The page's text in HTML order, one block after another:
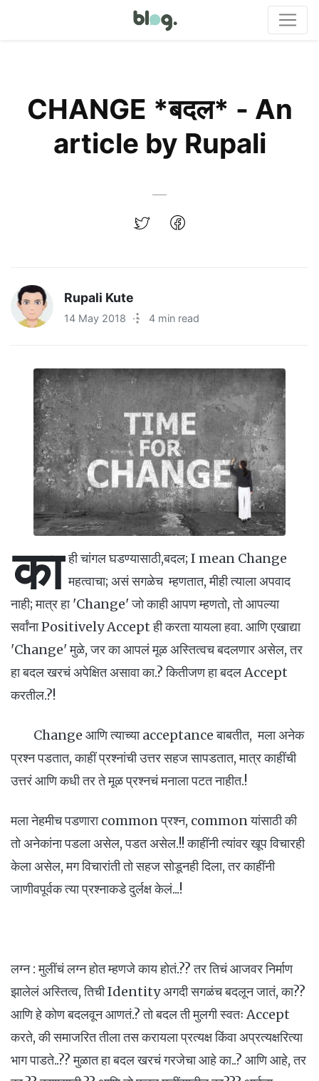
CHANGE *बदल* - An
article by Rupali
Rupali Kute
14 May 2018 · 4 min read
का ही चांगल घडण्यासाठी,बदल; I mean Change
महत्वाचा; असं सगळेच म्हणतात, मीही त्याला अपवाद
नाही; मात्र हा 'Change' जो काही आपण म्हणतो, तो आपल्या
सर्वांना Positively Accept ही करता यायला हवा. आणि एखाद्या
'Change' मुळे, जर का आपलं मूळ अस्तित्वच बदलणार असेल, तर
हा बदल खरचं अपेक्षित असावा का.? कितीजण हा बदल Accept
करतील.?!
Change आणि त्याच्या acceptance बाबतीत, मला अनेक
प्रश्न पडतात, काहीं प्रश्नांची उत्तर सहज सापडतात, मात्र काहींची
उत्तरं आणि कधी तर ते मूळ प्रश्नचं मनाला पटत नाहीत.!
मला नेहमीच पडणारा common प्रश्न, common यांसाठी की
तो अनेकांना पडला असेल, पडत असेल.!! काहींनी त्यांवर खूप विचारही
केला असेल, मग विचारांती तो सहज सोडूनही दिला, तर काहींनी
जाणीवपूर्वक त्या प्रश्नाकडे दुर्लक्ष केलं...!
लग्न : मुलींचं लग्न होत म्हणजे काय होतं.?? तर तिचं आजवर निर्माण
झालेलं अस्तित्व, तिची Identity अगदी सगळंच बदलून जातं, का??
आणि हे कोण बदलवून आणतं.? तो बदल ती मुलगी स्वतः Accept
करते, की समाजरित तीला तस करायला प्रत्यक्ष किंवा अप्रत्यक्षरित्या
भाग पाडते..?? मुळात हा बदल खरचं गरजेचा आहे का..? आणि आहे, तर